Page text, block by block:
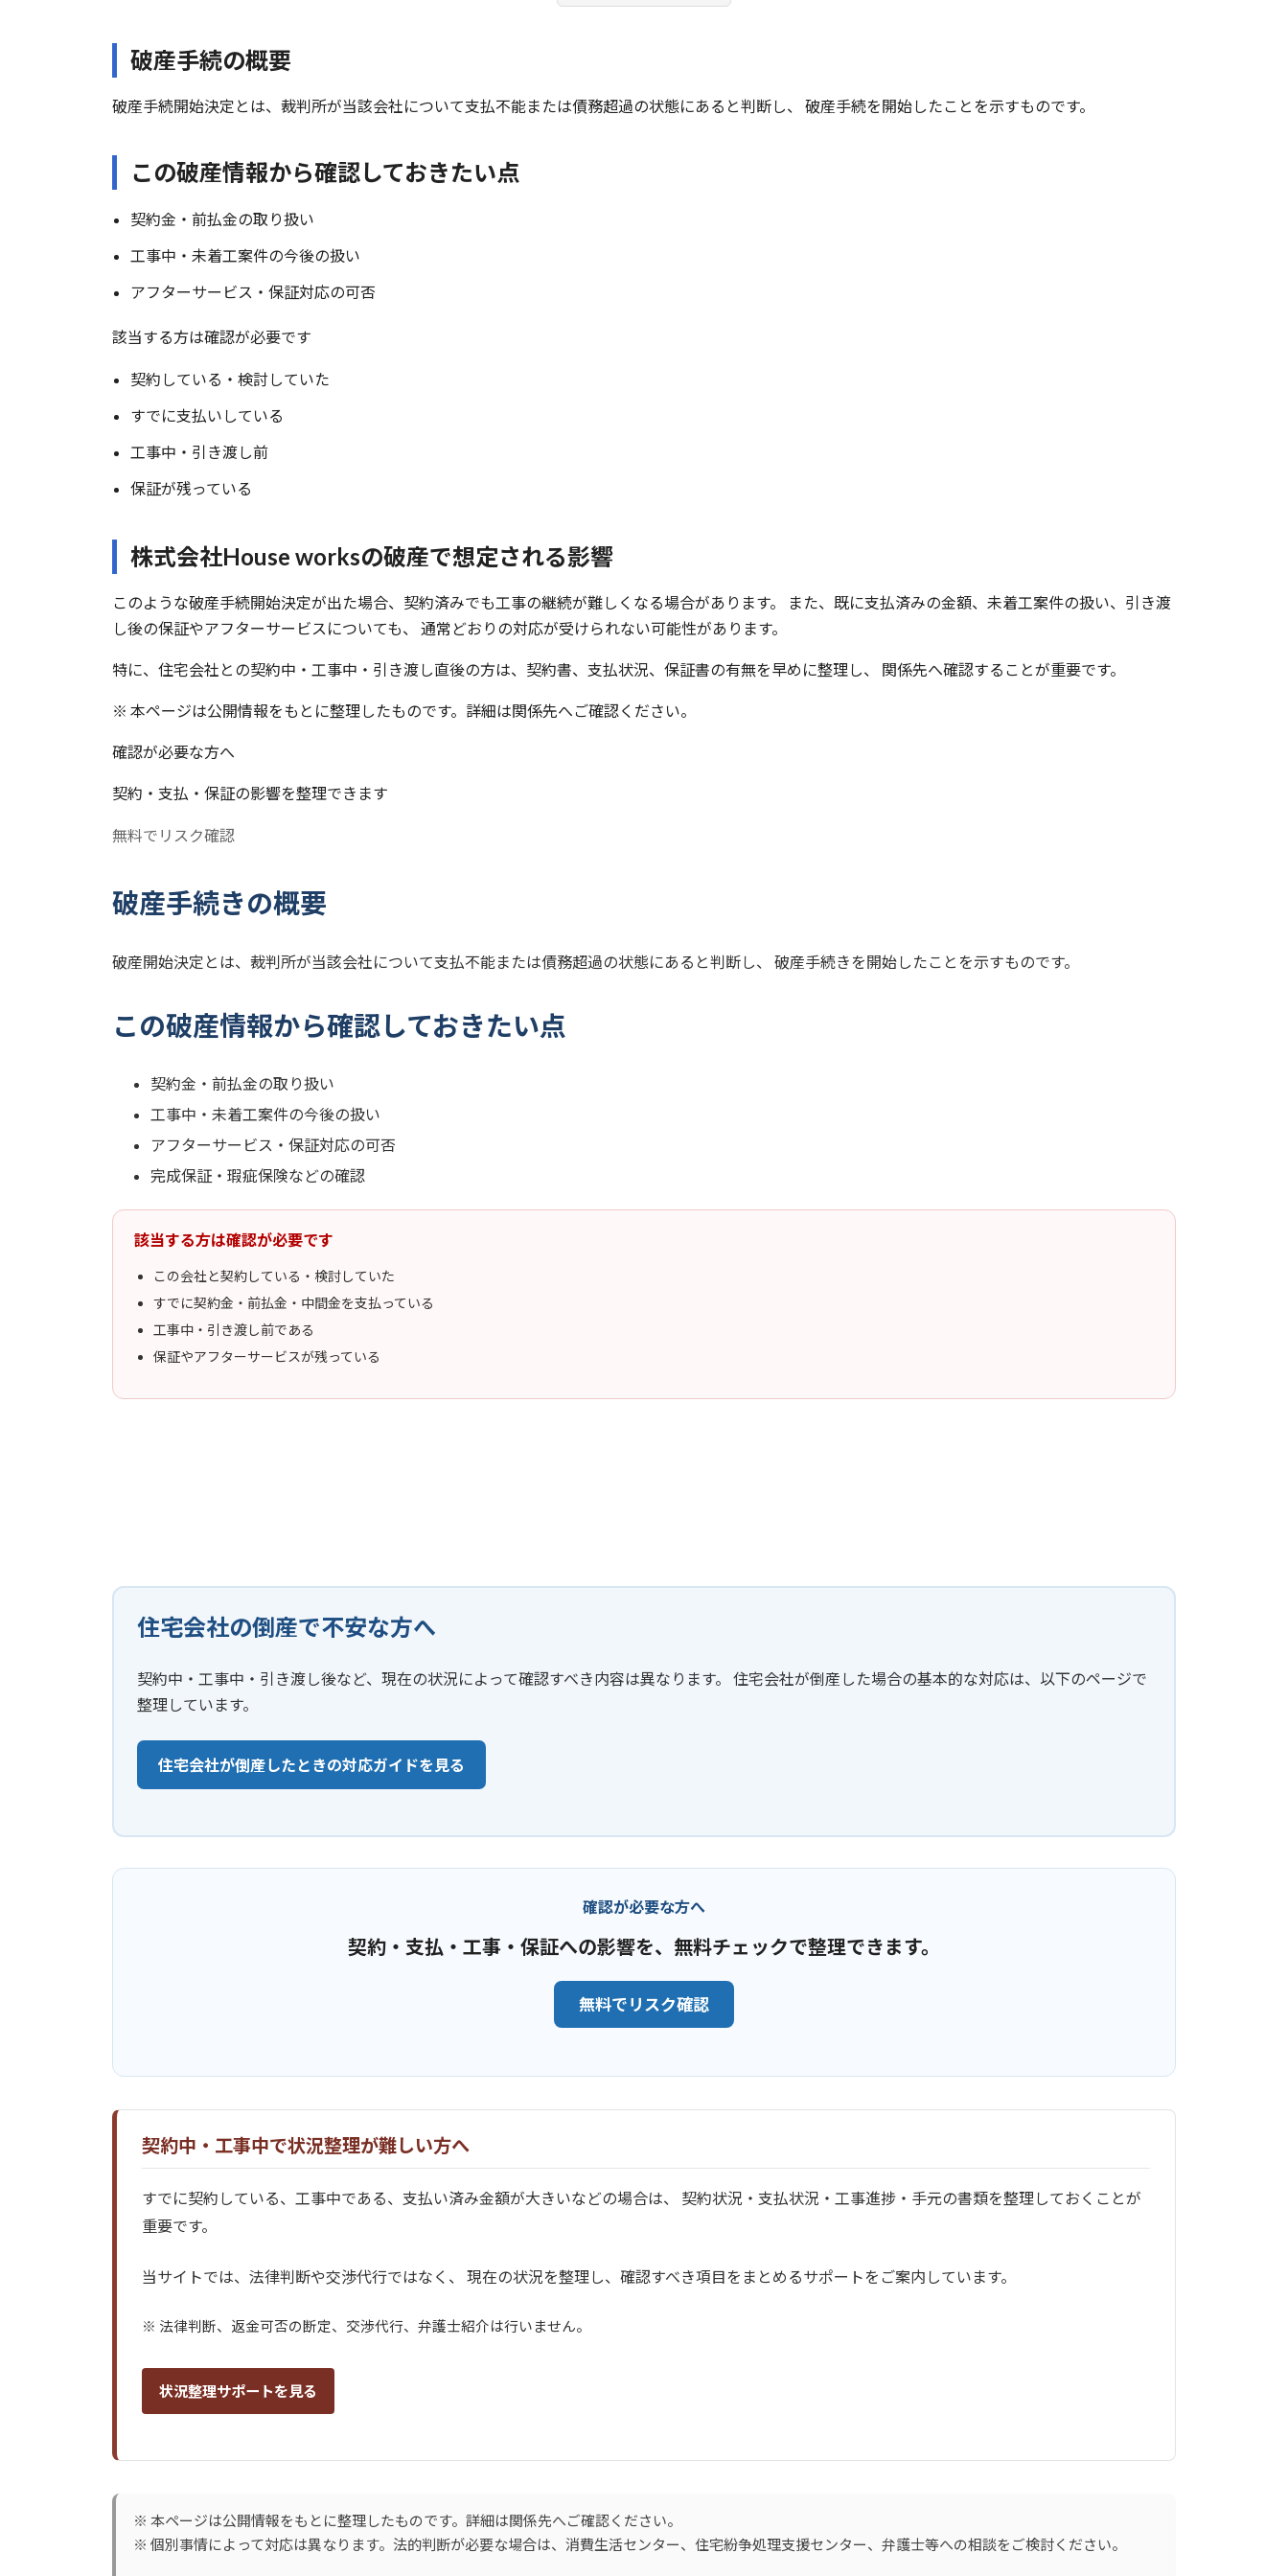
破産手続の概要
破産手続開始決定とは、裁判所が当該会社について支払不能または債務超過の状態にあると判断し、 破産手続を開始したことを示すものです。
この破産情報から確認しておきたい点
契約金・前払金の取り扱い
工事中・未着工案件の今後の扱い
アフターサービス・保証対応の可否
該当する方は確認が必要です
契約している・検討していた
すでに支払いしている
工事中・引き渡し前
保証が残っている
株式会社House worksの破産で想定される影響
このような破産手続開始決定が出た場合、契約済みでも工事の継続が難しくなる場合があります。 また、既に支払済みの金額、未着工案件の扱い、引き渡
し後の保証やアフターサービスについても、 通常どおりの対応が受けられない可能性があります。
特に、住宅会社との契約中・工事中・引き渡し直後の方は、契約書、支払状況、保証書の有無を早めに整理し、 関係先へ確認することが重要です。
※ 本ページは公開情報をもとに整理したものです。詳細は関係先へご確認ください。
確認が必要な方へ
契約・支払・保証の影響を整理できます
無料でリスク確認
破産手続きの概要
破産開始決定とは、裁判所が当該会社について支払不能または債務超過の状態にあると判断し、 破産手続きを開始したことを示すものです。
この破産情報から確認しておきたい点
契約金・前払金の取り扱い
工事中・未着工案件の今後の扱い
アフターサービス・保証対応の可否
完成保証・瑕疵保険などの確認
該当する方は確認が必要です
この会社と契約している・検討していた
すでに契約金・前払金・中間金を支払っている
工事中・引き渡し前である
保証やアフターサービスが残っている
住宅会社の倒産で不安な方へ
契約中・工事中・引き渡し後など、現在の状況によって確認すべき内容は異なります。 住宅会社が倒産した場合の基本的な対応は、以下のページで
整理しています。
住宅会社が倒産したときの対応ガイドを見る
確認が必要な方へ
契約・支払・工事・保証への影響を、無料チェックで整理できます。
無料でリスク確認
契約中・工事中で状況整理が難しい方へ
すでに契約している、工事中である、支払い済み金額が大きいなどの場合は、 契約状況・支払状況・工事進捗・手元の書類を整理しておくことが
重要です。
当サイトでは、法律判断や交渉代行ではなく、 現在の状況を整理し、確認すべき項目をまとめるサポートをご案内しています。
※ 法律判断、返金可否の断定、交渉代行、弁護士紹介は行いません。
状況整理サポートを見る
※ 本ページは公開情報をもとに整理したものです。詳細は関係先へご確認ください。
※ 個別事情によって対応は異なります。法的判断が必要な場合は、消費生活センター、住宅紛争処理支援センター、弁護士等への相談をご検討ください。